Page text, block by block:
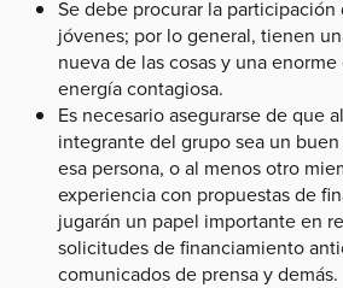
Se debe procurar la participación
jóvenes; por lo general, tienen
nueva de las cosas y una
energía contagiosa.
Es necesario asegurarse de que
integrante del grupo sea un
esa persona, o al menos otro
experiencia con propuestas de
jugarán un papel importante en
solicitudes de financiamiento
comunicados de prensa y demás.